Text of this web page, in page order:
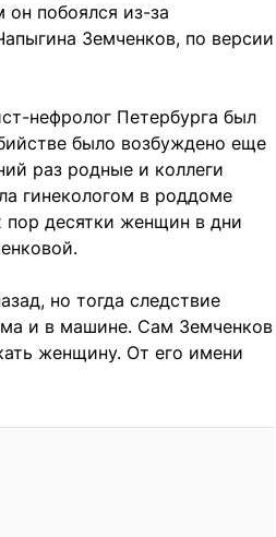
побоялся из-за
Земченков, по версии
нефролог Петербурга был
было возбуждено еще
раз родные и коллеги
гинекологом в роддоме
пор десятки женщин в дни
но тогда следствие
и в машине. Сам Земченков
женщину. От его имени